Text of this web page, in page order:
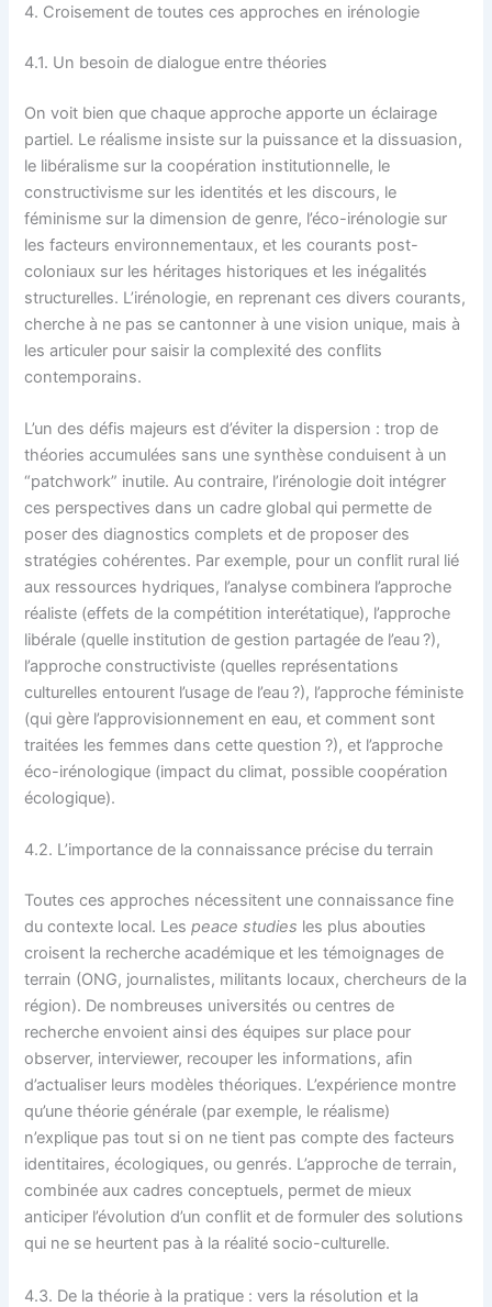
4. Croisement de toutes ces approches en irénologie
4.1. Un besoin de dialogue entre théories
On voit bien que chaque approche apporte un éclairage
partiel. Le réalisme insiste sur la puissance et la dissuasion,
le libéralisme sur la coopération institutionnelle, le
constructivisme sur les identités et les discours, le
féminisme sur la dimension de genre, l’éco-irénologie sur
les facteurs environnementaux, et les courants post-
coloniaux sur les héritages historiques et les inégalités
structurelles. L’irénologie, en reprenant ces divers courants,
cherche à ne pas se cantonner à une vision unique, mais à
les articuler pour saisir la complexité des conflits
contemporains.
L’un des défis majeurs est d’éviter la dispersion : trop de
théories accumulées sans une synthèse conduisent à un
“patchwork” inutile. Au contraire, l’irénologie doit intégrer
ces perspectives dans un cadre global qui permette de
poser des diagnostics complets et de proposer des
stratégies cohérentes. Par exemple, pour un conflit rural lié
aux ressources hydriques, l’analyse combinera l’approche
réaliste (effets de la compétition interétatique), l’approche
libérale (quelle institution de gestion partagée de l’eau ?),
l’approche constructiviste (quelles représentations
culturelles entourent l’usage de l’eau ?), l’approche féministe
(qui gère l’approvisionnement en eau, et comment sont
traitées les femmes dans cette question ?), et l’approche
éco-irénologique (impact du climat, possible coopération
écologique).
4.2. L’importance de la connaissance précise du terrain
Toutes ces approches nécessitent une connaissance fine
du contexte local. Lespeace studies les plus abouties
croisent la recherche académique et les témoignages de
terrain (ONG, journalistes, militants locaux, chercheurs de la
région). De nombreuses universités ou centres de
recherche envoient ainsi des équipes sur place pour
observer, interviewer, recouper les informations, afin
d’actualiser leurs modèles théoriques. L’expérience montre
qu’une théorie générale (par exemple, le réalisme)
n’explique pas tout si on ne tient pas compte des facteurs
identitaires, écologiques, ou genrés. L’approche de terrain,
combinée aux cadres conceptuels, permet de mieux
anticiper l’évolution d’un conflit et de formuler des solutions
qui ne se heurtent pas à la réalité socio-culturelle.
4.3. De la théorie à la pratique : vers la résolution et la